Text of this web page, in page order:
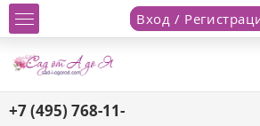
Вход /
+7 (495) 768-11-